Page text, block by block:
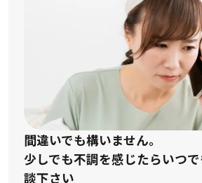
間違いでも構いません。
少しでも不調を感じたらいつ
談下さい